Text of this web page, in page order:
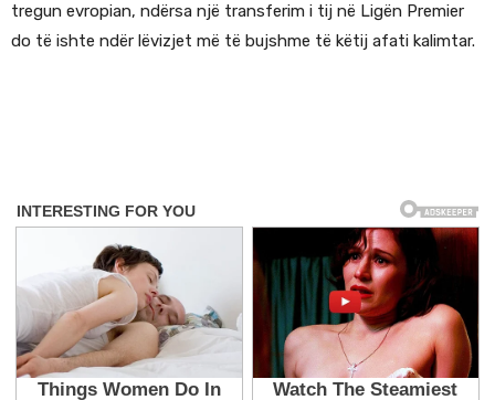
tregun evropian, ndërsa një transferim i tij në Ligën Premier
do të ishte ndër lëvizjet më të bujshme të këtij afati kalimtar.